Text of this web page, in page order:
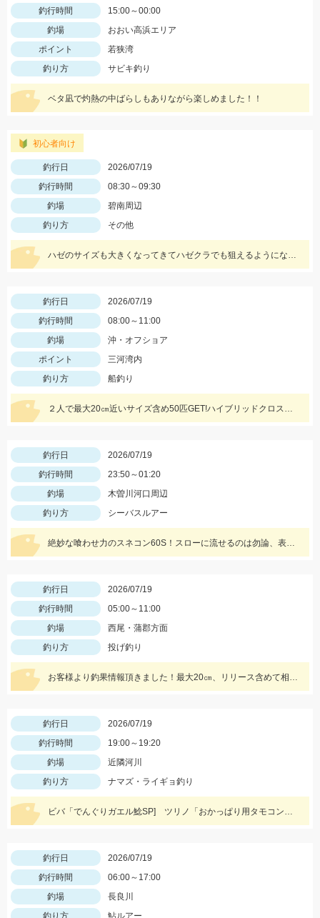
釣行時間
15:00～00:00
釣場
おおい高浜エリア
ポイント
若狭湾
釣り方
サビキ釣り
ベタ凪で灼熱の中ばらしもありながら楽しめました！！
初心者向け
釣行日
2026/07/19
釣行時間
08:30～09:30
釣場
碧南周辺
釣り方
その他
ハゼのサイズも大きくなってきてハゼクラでも狙えるようになってきました♪DUOクラクラSタイプで鬼爪ハゼクラSPをセット!!かけ上がりを狙うとヒットしました♪♪
釣行日
2026/07/19
釣行時間
08:00～11:00
釣場
沖・オフショア
ポイント
三河湾内
釣り方
船釣り
２人で最大20㎝近いサイズ含め50匹GET!ハイブリッドクロス（オキアミ）を使いましたが、食いも良くたくさん釣れました！オキアミタイプでも釣れますね！
釣行日
2026/07/19
釣行時間
23:50～01:20
釣場
木曽川河口周辺
釣り方
シーバスルアー
絶妙な喰わせ力のスネコン60S！スローに流せるのは勿論、表層のレンジキープ力が抜群♪ボイル打ちにオススメですよ!!
釣行日
2026/07/19
釣行時間
05:00～11:00
釣場
西尾・蒲郡方面
釣り方
投げ釣り
お客様より釣果情報頂きました！最大20㎝、リリース含めて相当釣れたようです。白キス今年は絶好調です！
釣行日
2026/07/19
釣行時間
19:00～19:20
釣場
近隣河川
釣り方
ナマズ・ライギョ釣り
ビバ「でんぐりガエル鯰SP] ツリノ「おかっぱり用タモコンプリートセット」大活躍！！
釣行日
2026/07/19
釣行時間
06:00～17:00
釣場
長良川
釣り方
鮎ルアー